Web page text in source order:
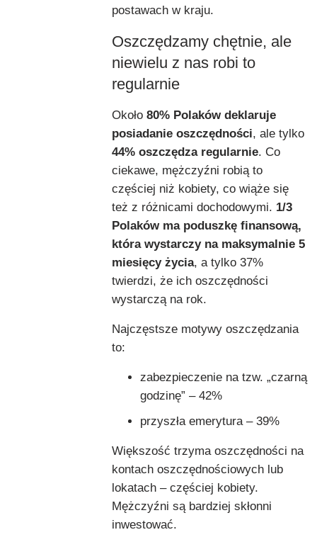
postawach w kraju.
Oszczędzamy chętnie, ale
niewielu z nas robi to
regularnie
Około 80% Polaków deklaruje
posiadanie oszczędności, ale tylko
44% oszczędza regularnie. Co
ciekawe, mężczyźni robią to
częściej niż kobiety, co wiąże się
też z różnicami dochodowymi. 1/3
Polaków ma poduszkę finansową,
która wystarczy na maksymalnie 5
miesięcy życia, a tylko 37%
twierdzi, że ich oszczędności
wystarczą na rok.
Najczęstsze motywy oszczędzania
to:
zabezpieczenie na tzw. „czarną
godzinę” – 42%
przyszła emerytura – 39%
Większość trzyma oszczędności na
kontach oszczędnościowych lub
lokatach – częściej kobiety.
Mężczyźni są bardziej skłonni
inwestować.